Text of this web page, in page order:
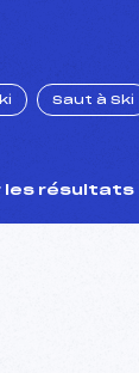
Saut à Ski
les résultats